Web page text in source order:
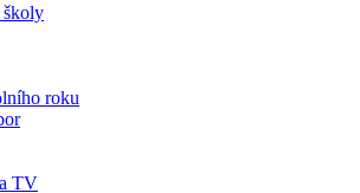
školy
roku
TV